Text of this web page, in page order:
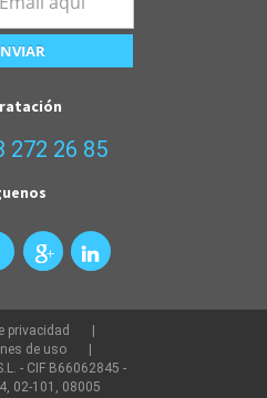
272 26 85
privacidad
de uso
- CIF B66062845 -
02-101, 08005